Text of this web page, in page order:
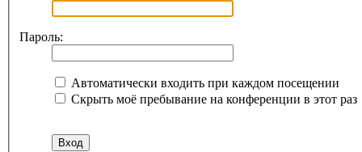
Пароль:
Автоматически входить при каждом посещении
Скрыть моё пребывание на конференции в этот раз